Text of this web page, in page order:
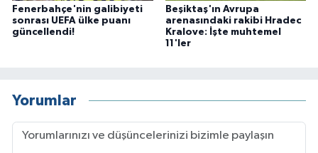
Fenerbahçe'nin galibiyeti
sonrası UEFA ülke puanı
güncellendi!
Beşiktaş'ın Avrupa
arenasındaki rakibi Hradec
Kralove: İşte muhtemel
11'ler
Yorumlar